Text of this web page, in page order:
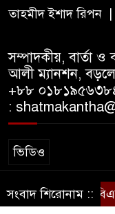
তাহমীদ ইশাদ
সম্পাদকীয়, বার্তা
আলী ম্যানশন,
+৮৮
:
ভিডিও
স্বত্ব
সংবাদ শিরোনাম ::